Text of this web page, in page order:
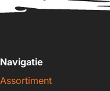
Navigatie
Assortiment